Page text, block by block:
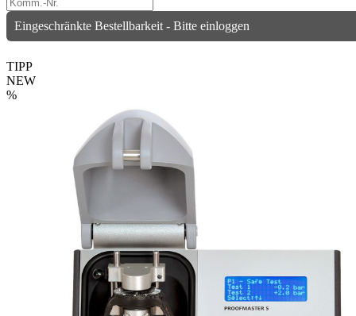
Eingeschränkte Bestellbarkeit - Bitte einloggen
TIPP
NEW
%